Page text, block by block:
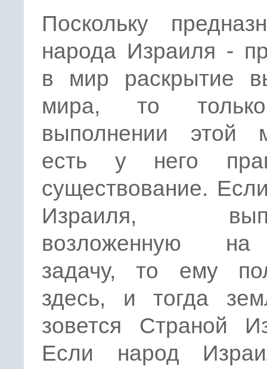
Поскольку
народа Израиля -
в мир раскрытие
мира, то
выполнении этой
есть у него
существование.
Израиля,
возложенную
задачу, то ему
здесь, и тогда
зовется Страной
Если народ